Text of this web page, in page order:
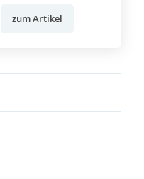
zum Artikel